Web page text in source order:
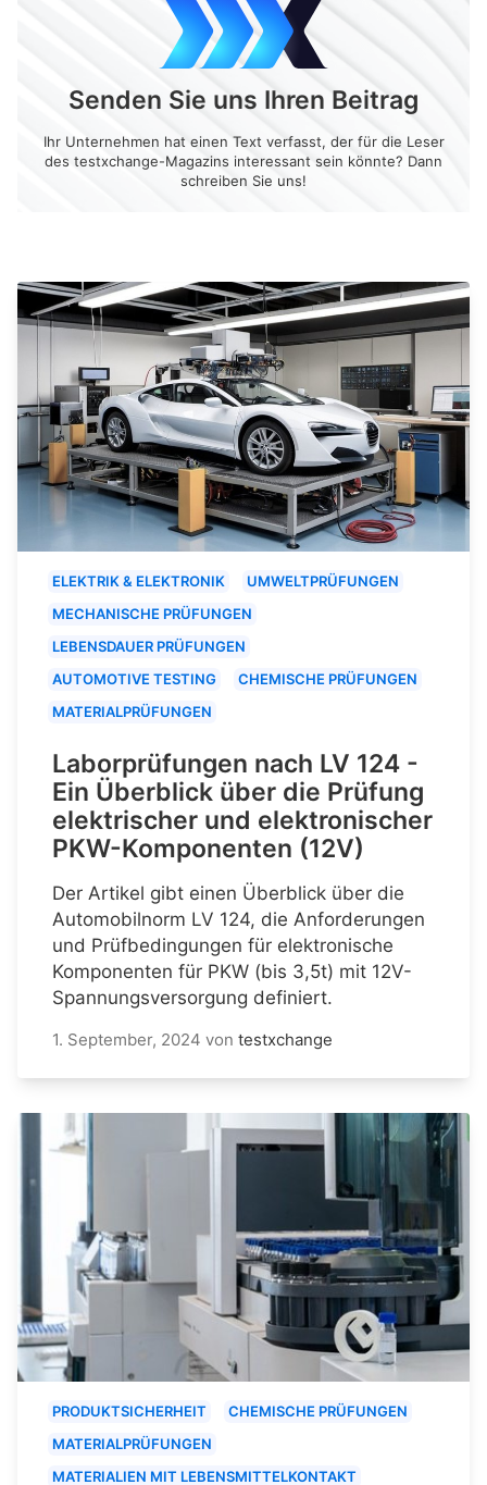
Senden Sie uns Ihren Beitrag
Ihr Unternehmen hat einen Text verfasst, der für die Leser
des testxchange-Magazins interessant sein könnte? Dann
schreiben Sie uns!
ELEKTRIK & ELEKTRONIK
UMWELTPRÜFUNGEN
MECHANISCHE PRÜFUNGEN
LEBENSDAUER PRÜFUNGEN
AUTOMOTIVE TESTING
CHEMISCHE PRÜFUNGEN
MATERIALPRÜFUNGEN
Laborprüfungen nach LV 124 -
Ein Überblick über die Prüfung
elektrischer und elektronischer
PKW-Komponenten (12V)
Der Artikel gibt einen Überblick über die
Automobilnorm LV 124, die Anforderungen
und Prüfbedingungen für elektronische
Komponenten für PKW (bis 3,5t) mit 12V-
Spannungsversorgung definiert.
1. September, 2024 von testxchange
PRODUKTSICHERHEIT
CHEMISCHE PRÜFUNGEN
MATERIALPRÜFUNGEN
MATERIALIEN MIT LEBENSMITTELKONTAKT